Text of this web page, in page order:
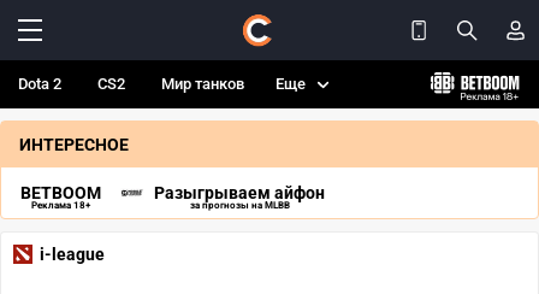
Dota 2 CS2 Мир танков Еще
ИНТЕРЕСНОЕ
BETBOOM
Реклама 18+
Разыгрываем айфон
за прогнозы на MLBB
i-league